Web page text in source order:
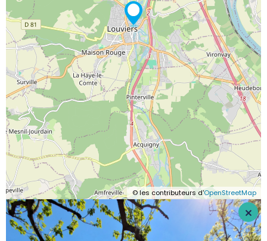
© les contributeurs d'OpenStreetMap